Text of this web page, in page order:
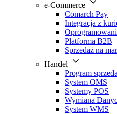
e-Commerce
Comarch Pay
Integracja z
Platforma B2B
Sprzedaż na
Handel
Program
System OMS
Systemy POS
Wymiana
System WMS